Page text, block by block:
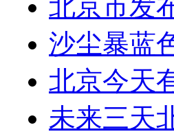
北京市发
沙尘暴蓝
北京今天
未来三天